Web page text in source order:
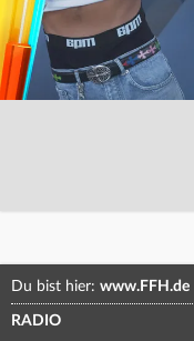
Du bist hier: www.FFH.de
RADIO